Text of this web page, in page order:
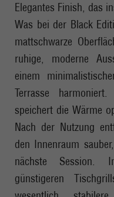
Elegantes Finish, das
Was bei der Black
mattschwarze
ruhige, moderne
einem
Terrasse
speichert die Wärme
Nach der Nutzung
den Innenraum
nächste Session.
günstigeren